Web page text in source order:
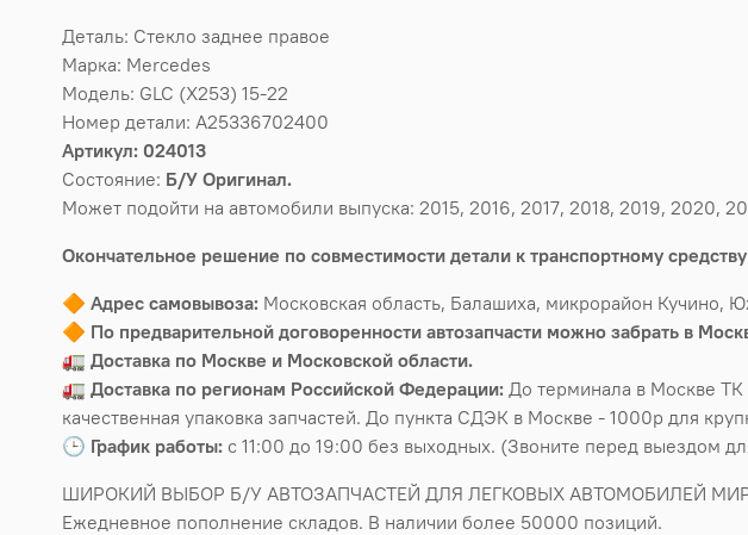
Деталь: Стекло заднее правое
Марка: Mercedes
Модель: GLC (X253) 15-22
Номер детали: A25336702400
Артикул: 024013
Состояние: Б/У Оригинал.
Может подойти на автомобили выпуска: 2015, 2016, 2017, 2018, 2019, 2020,
Окончательное решение по совместимости детали к транспортному
🔶 Адрес самовывоза: Московская область, Балашиха, микрорайон Кучино,
🔶 По предварительной договоренности автозапчасти можно забрать в
🚛 Доставка по Москве и Московской области.
🚛 Доставка по регионам Российской Федерации: До терминала в Москве
качественная упаковка запчастей. До пункта СДЭК в Москве - 1000р для
🕒 График работы: с 11:00 до 19:00 без выходных. (Звоните перед выездом
ШИРОКИЙ ВЫБОР Б/У АВТОЗАПЧАСТЕЙ ДЛЯ ЛЕГКОВЫХ АВТОМОБИЛЕЙ
Ежедневное пополнение складов. В наличии более 50000 позиций.